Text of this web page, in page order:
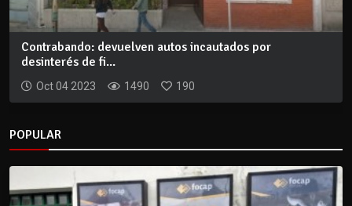
Contrabando: devuelven autos incautados por
desinterés de fi...
Oct 04 2023 1490 190
POPULAR